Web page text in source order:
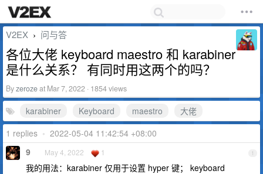
V2EX › 问与答
各位大佬 keyboard maestro 和 karabiner
是什么关系？ 有同时用这两个的吗？
Byzerozeat Mar 7, 2022 · 1854 views
karabiner Keyboard maestro
大佬
1 replies • 2022-05-04 11:42:54 +08:00
1
9 May 4, 2022 1
我的用法：karabiner 仅用于设置 hyper 键； keyboard